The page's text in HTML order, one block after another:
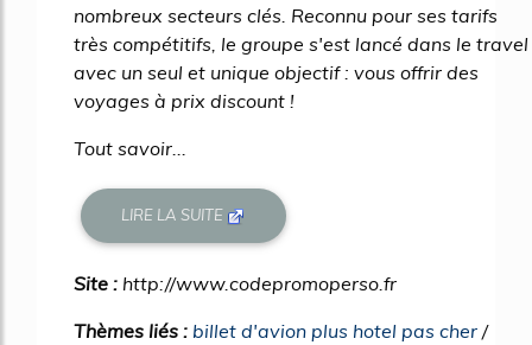
nombreux secteurs clés. Reconnu pour ses tarifs
très compétitifs, le groupe s'est lancé dans le travel
avec un seul et unique objectif : vous offrir des
voyages à prix discount !
Tout savoir...
LIRE LA SUITE
Site : http://www.codepromoperso.fr
Thèmes liés : billet d'avion plus hotel pas cher /